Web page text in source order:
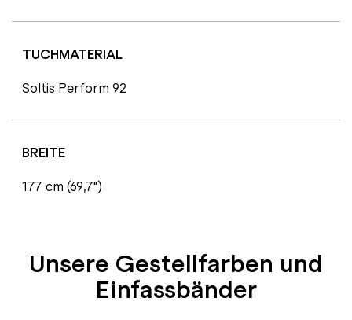
TUCHMATERIAL
Soltis Perform 92
BREITE
177 cm (69,7")
Unsere Gestellfarben und
Einfassbänder